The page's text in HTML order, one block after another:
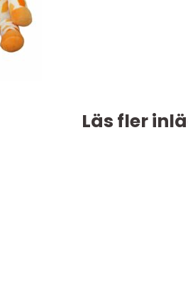
Läs fler